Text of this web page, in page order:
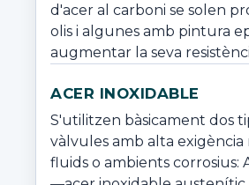
d'acer al carboni se solen
olis i algunes amb pintura
augmentar la seva
ACER INOXIDABLE
S'utilitzen bàsicament dos
vàlvules amb alta exigència
fluids o ambients corrosius: